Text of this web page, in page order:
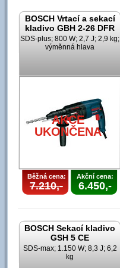
BOSCH Vrtací a sekací
kladivo GBH 2-26 DFR
SDS-plus; 800 W; 2,7 J; 2,9 kg;
výměnná hlava
AKCE
UKONČENA
Běžná cena:
7.210,-
Akční cena:
6.450,-
BOSCH Sekací kladivo
GSH 5 CE
SDS-max; 1.150 W; 8,3 J; 6,2
kg